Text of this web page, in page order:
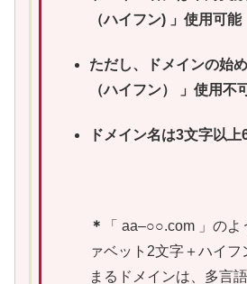
（ハイフン) 」使用可能
ただし、ドメインの始
（ハイフン） 」使用不
ドメイン名は3文字以
＊
「 aa–○○.com 」の
ァベット2文字＋ハイ
まるドメインは、多言